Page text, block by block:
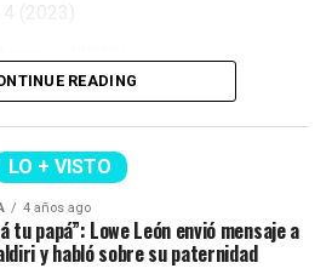
READING
LO + VISTO
4 años ago
tu papá”: Lowe León envió mensaje a
y habló sobre su paternidad